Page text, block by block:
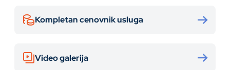
Kompletan cenovnik usluga
Video galerija